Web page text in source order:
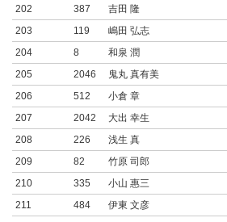
202 387 吉田 隆
203
119 嶋田 弘志
204
8 和泉 潤
205
2046 鬼丸 真有美
206
512 小倉 章
207
2042 大出 幸生
208
226 浅生 真
209
82 竹原 司郎
210
335 小山 惠三
211
484 伊東 文彦